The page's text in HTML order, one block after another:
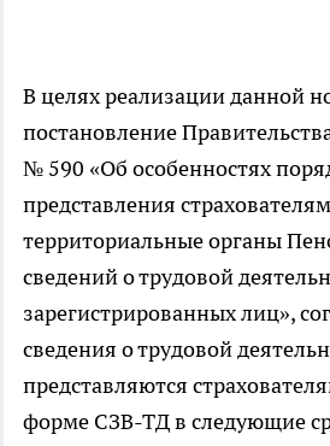
В целях реализации данной
постановление
№ 590 «Об особенностях
представления
территориальные органы
сведений о трудовой
зарегистрированных лиц»,
сведения о трудовой
представляются
форме СЗВ-ТД в следующие